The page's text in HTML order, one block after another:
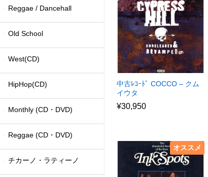
中古ﾚｺｰﾄﾞ COCCO – クム
イウタ
¥30,950
オススメ
Reggae / Dancehall
Old School
West(CD)
HipHop(CD)
Monthly (CD・DVD)
Reggae (CD・DVD)
チカーノ・ラティーノ